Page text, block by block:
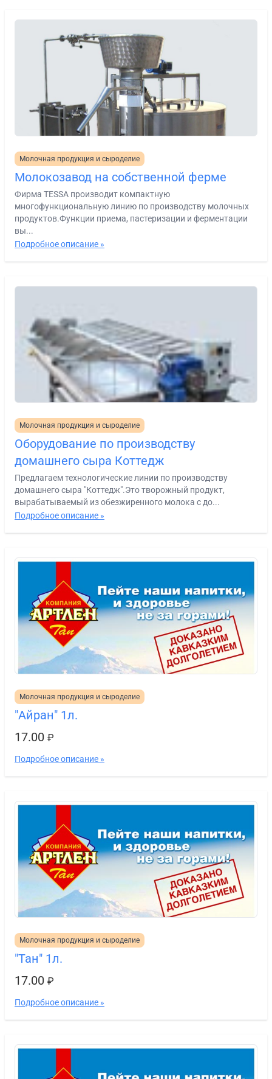
Молочная продукция и сыроделие
Молокозавод на собственной ферме
Фирма TESSA производит компактную
многофункциональную линию по производству молочных
продуктов.Функции приема, пастеризации и ферментации
вы...
Подробное описание »
Молочная продукция и сыроделие
Оборудование по производству
домашнего сыра Коттедж
Предлагаем технологические линии по производству
домашнего сыра "Коттедж".Это творожный продукт,
вырабатываемый из обезжиренного молока с до...
Подробное описание »
Молочная продукция и сыроделие
"Айран" 1л.
17.00 ₽
Подробное описание »
Молочная продукция и сыроделие
"Тан" 1л.
17.00 ₽
Подробное описание »